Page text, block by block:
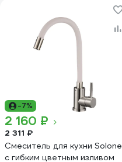
-7%
2 160 ₽
2 311 ₽
Смеситель для кухни Solone
с гибким цветным изливом